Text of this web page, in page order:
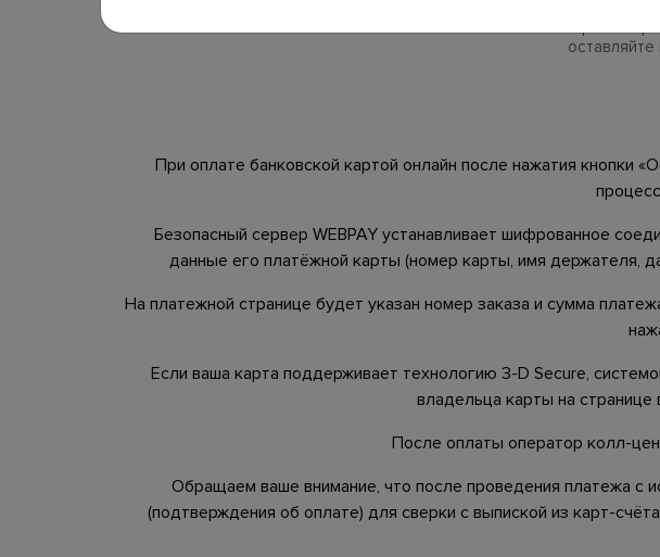
При оплате банковской картой онлайн после нажатия
Безопасный сервер WEBPAY устанавливает шифрованное
данные его платёжной карты (номер карты, имя держателя,
На платежной странице будет указан номер заказа и сумма
Если ваша карта поддерживает технологию 3-D Secure,
владельца карты на странице
После оплаты оператор колл-
Обращаем ваше внимание, что после проведения платежа с
(подтверждения об оплате) для сверки с выпиской из карт-